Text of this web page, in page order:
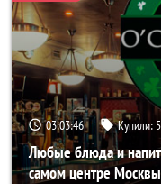
03:03:42 Купили:
Любые блюда и
самом центре Москвы